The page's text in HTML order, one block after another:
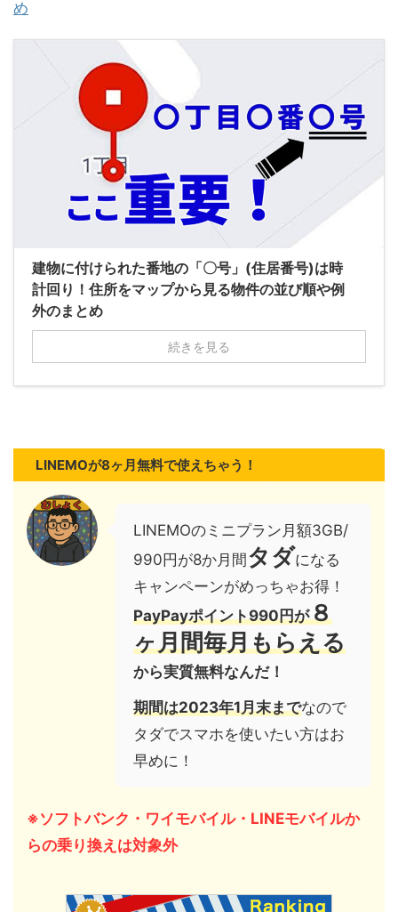
め
建物に付けられた番地の「〇号」(住居番号)は時
計回り！住所をマップから見る物件の並び順や例
外のまとめ
続きを見る
LINEMOが8ヶ月無料で使えちゃう！
LINEMOのミニプラン月額3GB/
990円が8か月間タダになる
キャンペーンがめっちゃお得！
PayPayポイント990円が８
ヶ月間毎月もらえる
から実質無料なんだ！
期間は2023年1月末までなので
タダでスマホを使いたい方はお
早めに！
※ソフトバンク・ワイモバイル・LINEモバイルか
らの乗り換えは対象外